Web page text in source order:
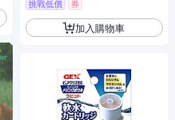
挑戰低價 券
加入購物車